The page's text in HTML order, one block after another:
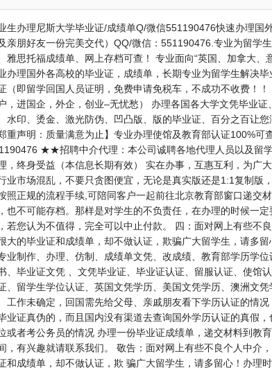
生办理尼斯大学毕业证/成绩单Q/微信551190476快速办理国
亲朋好友一份完美交代）QQ/微信：551190476.专业为留学
雅思托福成绩单、网上存档可查！ 专业面向“英国、加拿大
办理国外各高校的毕业证，成绩单，长期专业为留学生解决
（即留学回国人员证明，免费申请免税车，不成功不收费！
，进国企，外企，创业–无忧愁） 办理各国各大学文凭毕业
水印、烫金、激光防伪、凹凸版、版的毕业证、百分之百让
郑重声明：质量满意为止】专业办理使馆及教育部认证100%
★★招聘中介代理：本公司诚聘各地代理人员以及留
，终身受益（本信息长期有效） 实在办事，互惠互利，为
业市场混乱，不要只贪图便宜，无论是真实版还是1:1复制
照正规的流程手续,可陪同客户一起前往北京教育部窗口递交
也不可能存档。那样是对学生的不负责任，在办理的时候一
若您认为不值得，完全可以中止付款。 四：面对网上有些不
大的毕业证和成绩单，却不做认证，欺骗广大留学生，请多
业制作、办理、仿制、成绩单文凭、改成绩、教育部学历学
、毕业证文凭 、文凭毕业证、毕业证认证、留服认证、使馆
、留学生学位认证、英国文凭学历、美国文凭学历、澳洲文
工作未确定，回国需先给父母、亲戚朋友看下学历认证的情
业证真伪的，而且国内没有渠道去查询国外学历认证的真假
或者考公务员的情况 办理一份毕业证成绩单，递交材料到教
，有兴趣就请联系我们。 敬告：面对网上有些不良个人中介
和成绩单，却不做认证，欺 骗广大留学生，请多留心！办理